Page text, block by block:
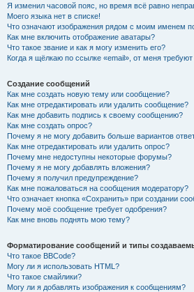
Я изменил часовой пояс, но время всё равно
Моего языка нет в списке!
Что означают изображения рядом с моим именем
Как мне включить отображение аватары?
Что такое звание и как я могу изменить его?
Когда я щёлкаю по ссылке «email», от меня
Создание сообщений
Как мне создать новую тему или сообщение?
Как мне отредактировать или удалить сообщение?
Как мне добавить подпись к своему сообщению?
Как мне создать опрос?
Почему я не могу добавить больше вариантов
Как мне отредактировать или удалить опрос?
Почему мне недоступны некоторые форумы?
Почему я не могу добавлять вложения?
Почему я получил предупреждение?
Как мне пожаловаться на сообщения модератору?
Что означает кнопка «Сохранить» при создании
Почему моё сообщение требует одобрения?
Как мне вновь поднять мою тему?
Форматирование сообщений и типы
Что такое BBCode?
Могу ли я использовать HTML?
Что такое смайлики?
Могу ли я добавлять изображения к сообщениям?